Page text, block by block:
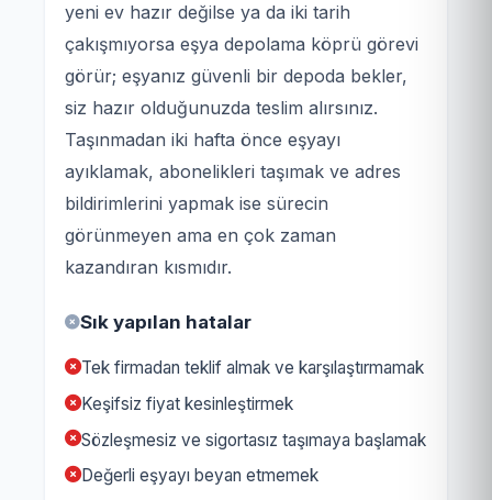
yeni ev hazır değilse ya da iki tarih
çakışmıyorsa eşya depolama köprü görevi
görür; eşyanız güvenli bir depoda bekler,
siz hazır olduğunuzda teslim alırsınız.
Taşınmadan iki hafta önce eşyayı
ayıklamak, abonelikleri taşımak ve adres
bildirimlerini yapmak ise sürecin
görünmeyen ama en çok zaman
kazandıran kısmıdır.
Sık yapılan hatalar
Tek firmadan teklif almak ve karşılaştırmamak
Keşifsiz fiyat kesinleştirmek
Sözleşmesiz ve sigortasız taşımaya başlamak
Değerli eşyayı beyan etmemek